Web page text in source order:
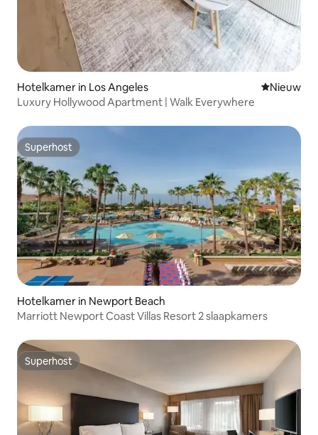
Hotelkamer in Los Angeles Nieuwe
Nieuw
Luxury Hollywood Apartment | Walk Everywhere
Superhost
Superhost
Hotelkamer in Newport Beach
Marriott Newport Coast Villas Resort 2 slaapkamers
Superhost
Superhost